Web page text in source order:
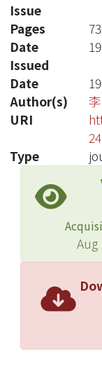
Issue
Pages
Date
Issued
Date
Author(s)
URI
Type
Aug